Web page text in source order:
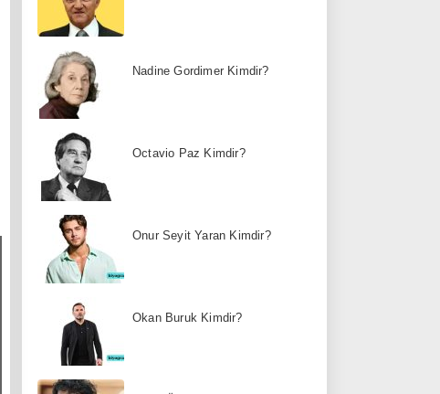
Nadine Gordimer Kimdir?
Octavio Paz Kimdir?
Onur Seyit Yaran Kimdir?
Okan Buruk Kimdir?